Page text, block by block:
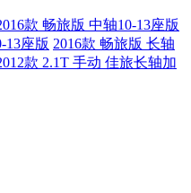
款 畅旅版 中轴10-13座版
13座版 2016款 畅旅版 长轴
款 2.1T 手动 佳旅长轴加